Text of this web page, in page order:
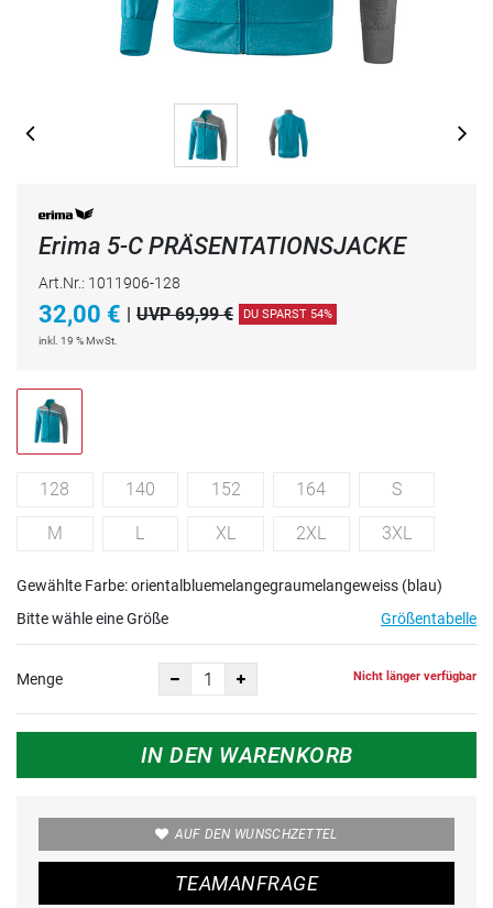
Erima 5-C PRÄSENTATIONSJACKE
Art.Nr.: 1011906-128
32,00 € | UVP 69,99 € DU SPARST 54%
inkl. 19 % MwSt.
128 140 152 164 S
M L XL 2XL 3XL
Gewählte Farbe: orientalbluemelangegraumelangeweiss (blau)
Bitte wähle eine Größe
Größentabelle
Menge Nicht länger verfügbar
IN DEN WARENKORB
AUF DEN WUNSCHZETTEL
TEAMANFRAGE